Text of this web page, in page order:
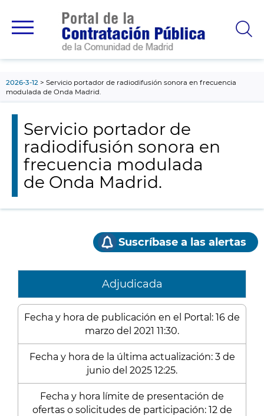
principal
2026-3-12
Servicio portador de radiodifusión sonora en frecuencia
modulada de Onda Madrid.
Servicio portador de
radiodifusión sonora en
frecuencia modulada
de Onda Madrid.
Suscríbase a las alertas
Adjudicada
Fecha y hora de publicación en el Portal: 16 de
marzo del 2021 11:30.
Fecha y hora de la última actualización: 3 de
junio del 2025 12:25.
Fecha y hora límite de presentación de
ofertas o solicitudes de participación: 12 de